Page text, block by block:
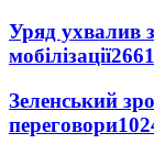
Уряд ухвалив
мобілізації
Зеленський
переговори